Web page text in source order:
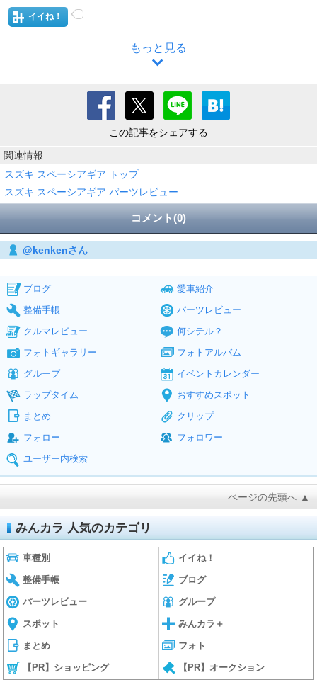
イイね！
もっと見る
この記事をシェアする
関連情報
スズキ スペーシアギア トップ
スズキ スペーシアギア パーツレビュー
コメント(0)
@kenkenさん
ブログ
愛車紹介
整備手帳
パーツレビュー
クルマレビュー
何シテル？
フォトギャラリー
フォトアルバム
グループ
イベントカレンダー
ラップタイム
おすすめスポット
まとめ
クリップ
フォロー
フォロワー
ユーザー内検索
ページの先頭へ ▲
みんカラ 人気のカテゴリ
車種別 イイね！
整備手帳 ブログ
パーツレビュー グループ
スポット みんカラ＋
まとめ フォト
【PR】ショッピング 【PR】オークション